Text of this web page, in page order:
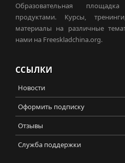
Образовательная
продуктами. Курсы,
материалы на различные
нами на Freeskladchina.org.
ССЫЛКИ
Новости
Оформить подписку
Отзывы
Служба поддержки